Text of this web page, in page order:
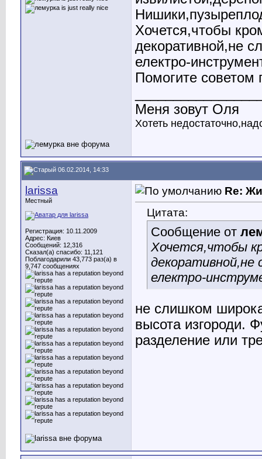
Хочется,чтобы
декоративной,не
електро-
Помогите советом
Меня зовут Оля
Хотеть
06.02.2014, 14:33
larissa
Местный
Регистрация: 10.11.2009
Адрес: Киев
Сообщений: 12,316
Сказал(а) спасибо: 11,121
Поблагодарили 43,773 раз(а) в
9,747 сообщениях
Re:
Цитата:
Сообщение от
Хочется,чтобы
декоративной,не
електро-
не слишком
высота изгороди.
разделение или